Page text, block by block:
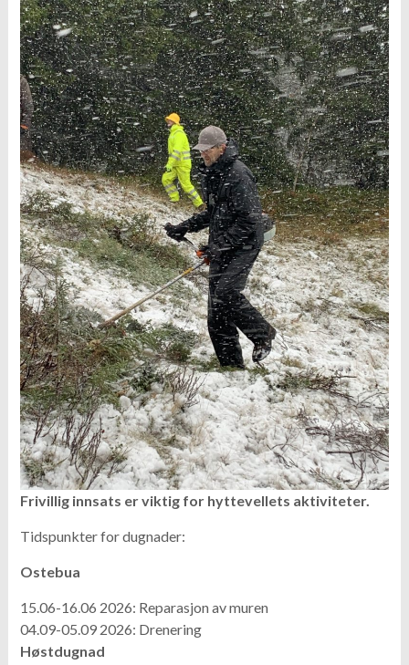
Frivillig innsats er viktig for hyttevellets aktiviteter.
Tidspunkter for dugnader:
Ostebua
15.06-16.06 2026: Reparasjon av muren
04.09-05.09 2026: Drenering
Høstdugnad